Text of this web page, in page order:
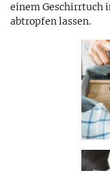
einem Geschirrtuch
abtropfen lassen.